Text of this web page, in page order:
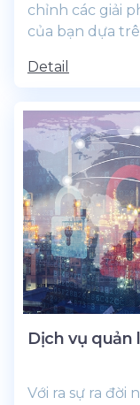
chỉnh các giải
của bạn dựa
Detail
Dịch vụ quản
Với ra sự ra đời